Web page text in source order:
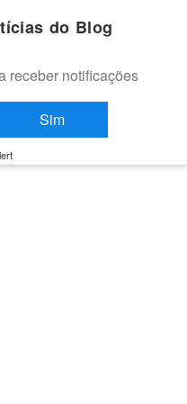
e do Vale do São
do Blog
receber notificações
Sim